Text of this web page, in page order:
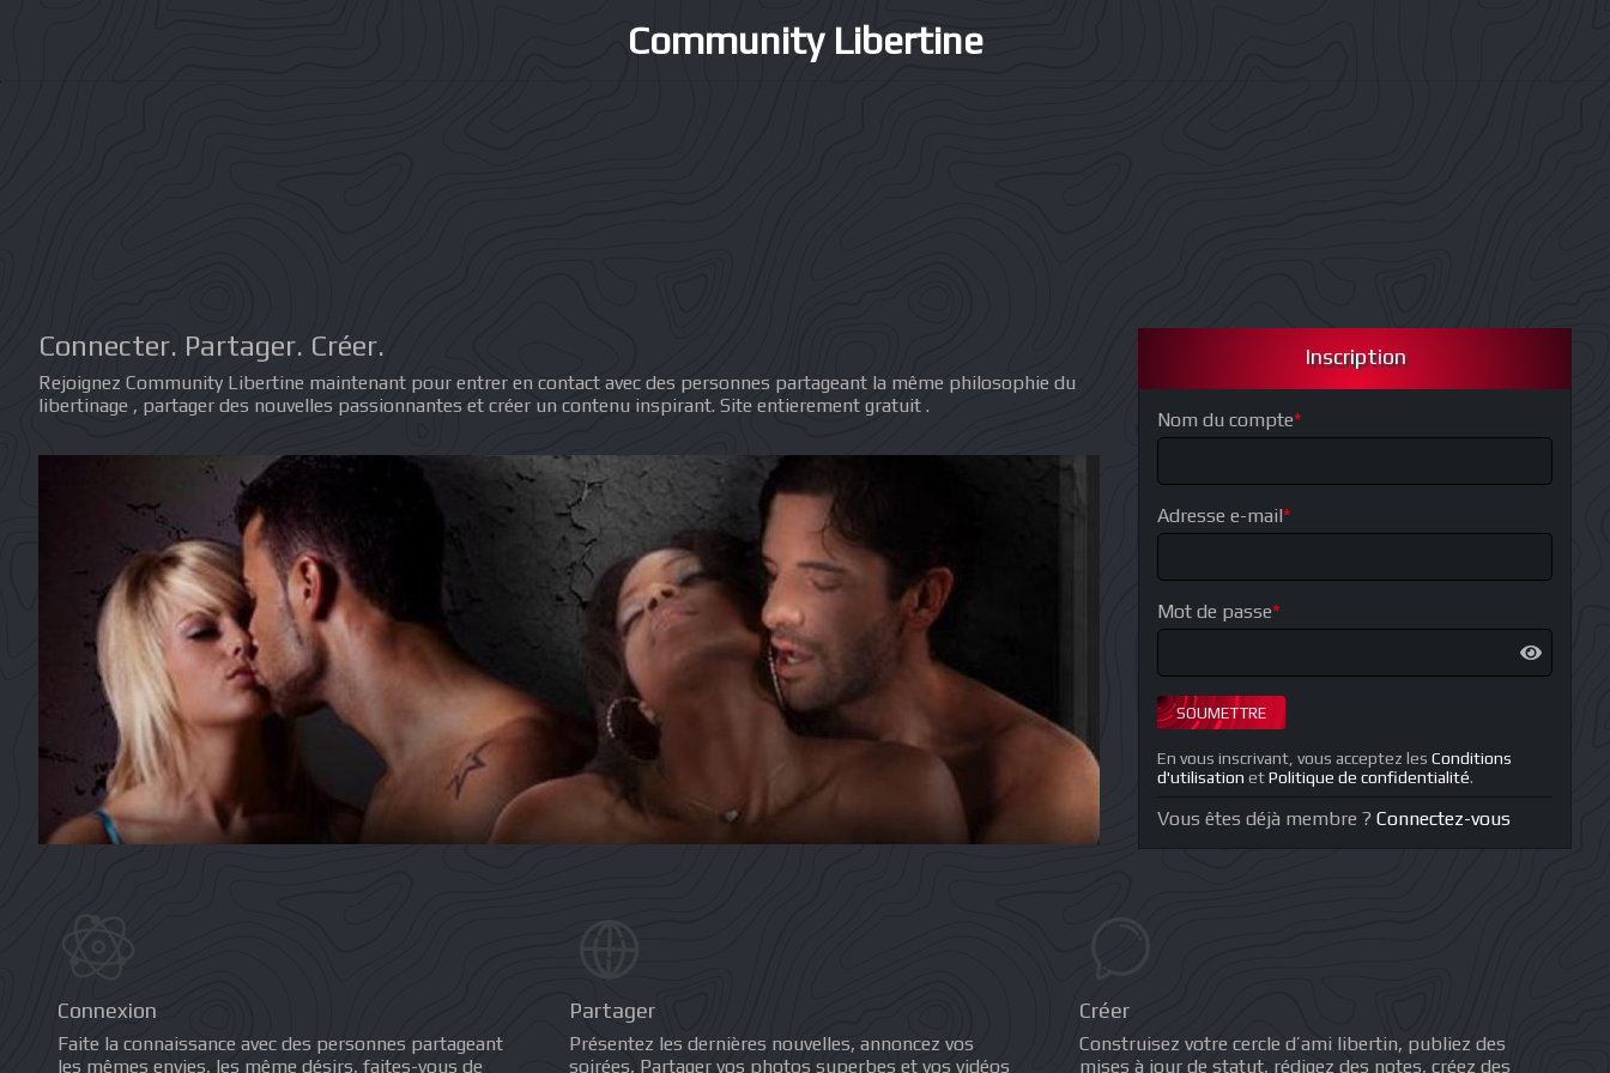
Community Libertine
Connecter. Partager. Créer.
Rejoignez Community Libertine maintenant pour entrer en contact avec des personnes partageant la même philosophie du
libertinage , partager des nouvelles passionnantes et créer un contenu inspirant. Site entierement gratuit .
Inscription
Nom du compte*
Adresse e-mail*
Mot de passe*
SOUMETTRE
En vous inscrivant, vous acceptez lesConditions
d'utilisation etPolitique de confidentialité.
Vous êtes déjà membre ?Connectez-vous
Connexion
Faite la connaissance avec des personnes partageant
les mêmes envies, les même désirs, faites-vous de
Partager
Présentez les dernières nouvelles, annoncez vos
soirées, Partager vos photos superbes et vos vidéos
Créer
Construisez votre cercle d’ami libertin, publiez des
mises à jour de statut, rédigez des notes, créez des